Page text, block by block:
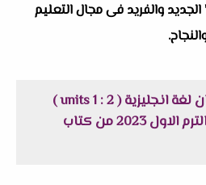
الجديد والفريد فى مجال التعليم
بيانات و تفاصيل امتحان لغة انجليزية ( units 1 : 2 )
للصف الأول الاعدادى الترم الاول 2023 من كتاب